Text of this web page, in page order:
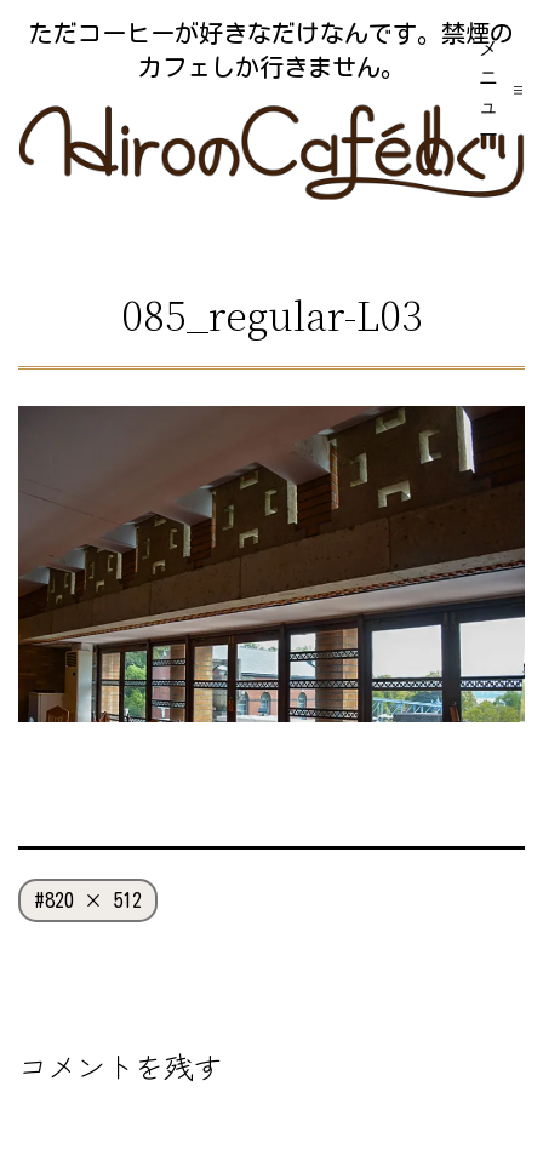
ン
ただコーヒーが好きなだけなんです。禁煙の
カフェしか行きません。
メ
ニ
ュ
ー
085_regular-L03
フ
ル
820 × 512
コメントを残す